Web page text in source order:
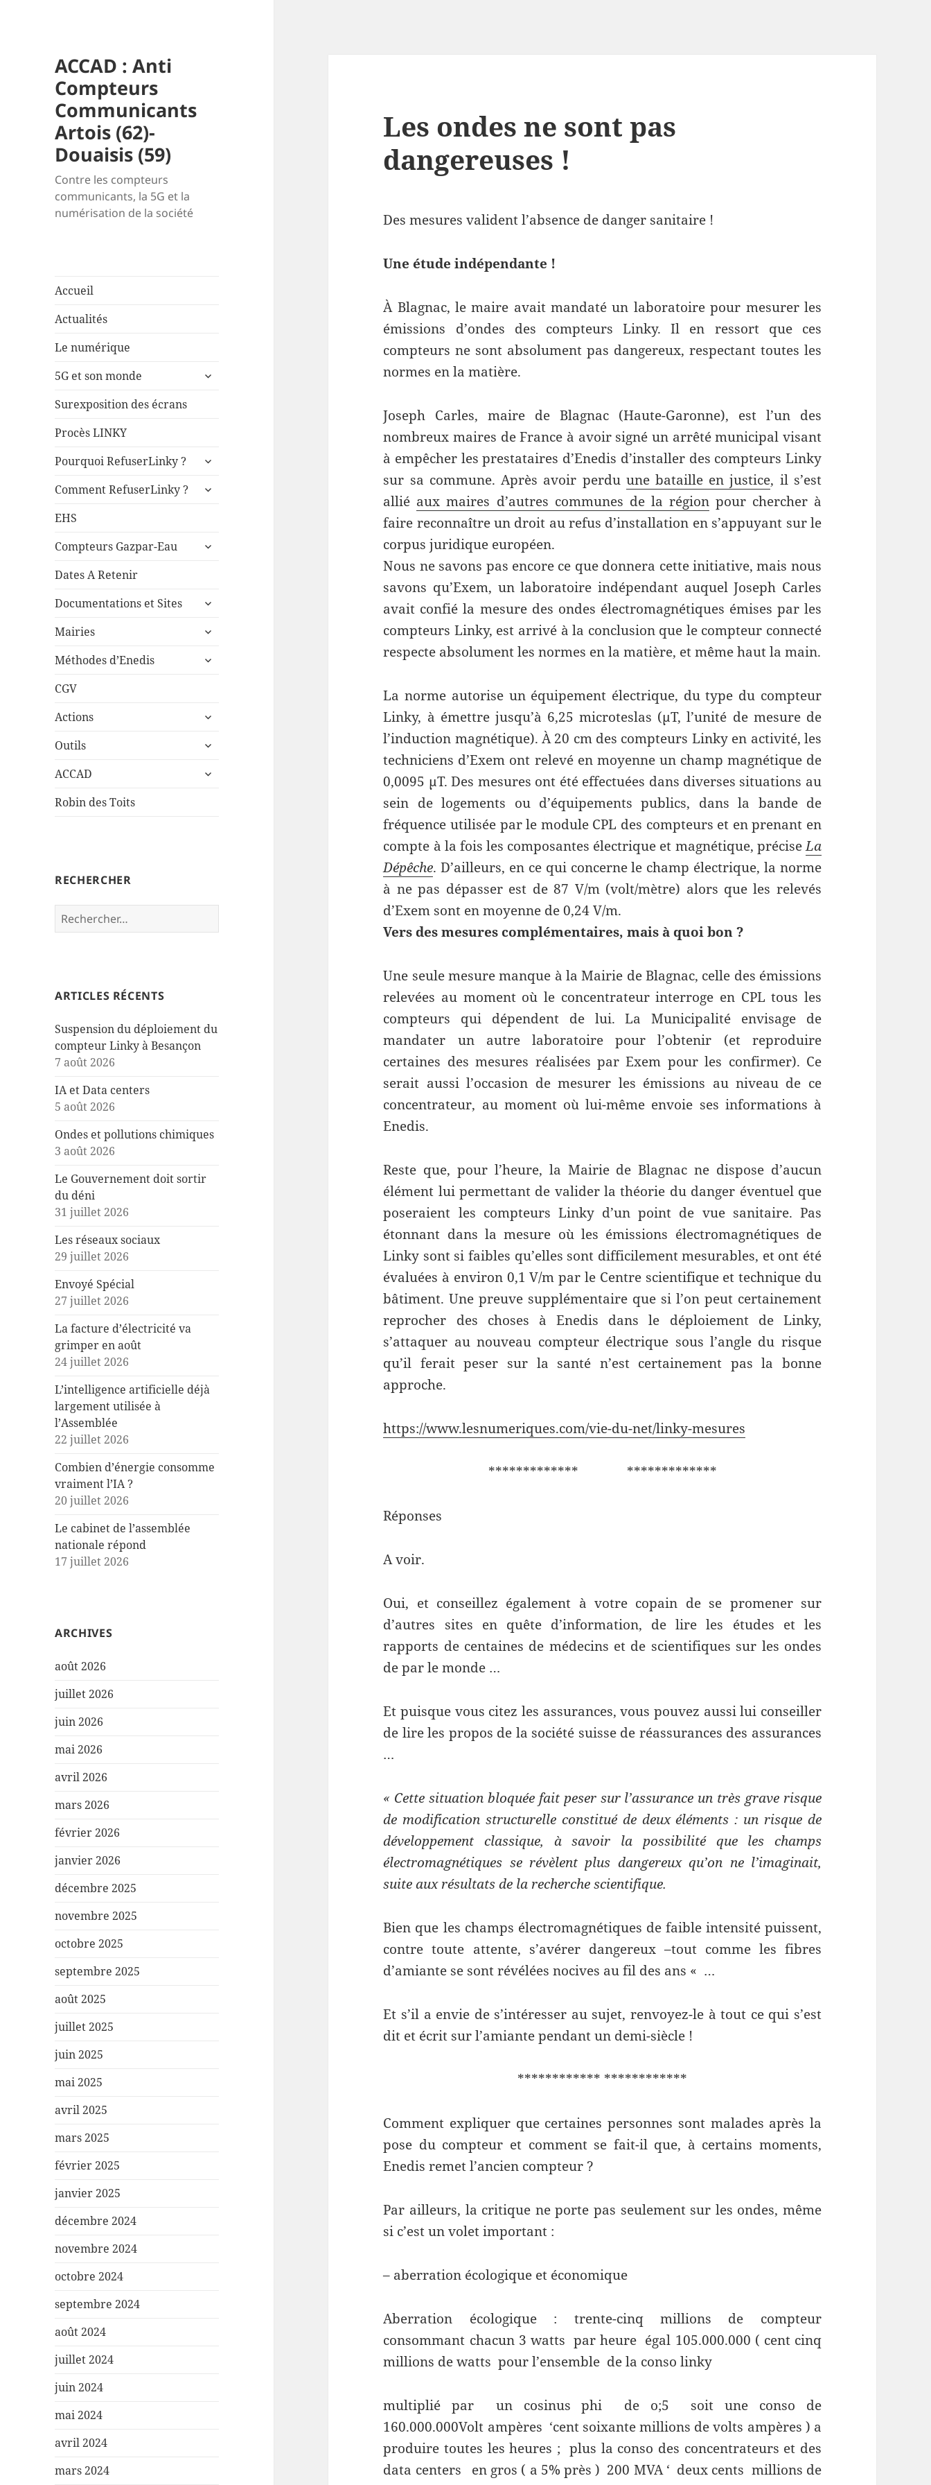
ACCAD : Anti
Compteurs
Communicants
Artois (62)-
Douaisis (59)
Contre les compteurs
communicants, la 5G et la
numérisation de la société
Accueil
Actualités
Le numérique
5G et son monde
ouvrir
Surexposition des écrans
Procès LINKY
Pourquoi RefuserLinky ?
ouvrir
sous-
Comment RefuserLinky ?
ouvrir
EHS
Compteurs Gazpar-Eau
ouvrir
Dates A Retenir
Documentations et Sites
ouvrir
sous-
Mairies
ouvrir
sous-
Méthodes d’Enedis
ouvrir
CGV
Actions
ouvrir
sous-
Outils
ouvrir
sous-
ACCAD
ouvrir
Robin des Toits
RECHERCHER
Rechercher :
ARTICLES RÉCENTS
Suspension du déploiement du
compteur Linky à Besançon
7 août 2026
IA et Data centers
5 août 2026
Ondes et pollutions chimiques
3 août 2026
Le Gouvernement doit sortir
du déni
31 juillet 2026
Les réseaux sociaux
29 juillet 2026
Envoyé Spécial
27 juillet 2026
La facture d’électricité va
grimper en août
24 juillet 2026
L’intelligence artificielle déjà
largement utilisée à
l’Assemblée
22 juillet 2026
Combien d’énergie consomme
vraiment l’IA ?
20 juillet 2026
Le cabinet de l’assemblée
nationale répond
17 juillet 2026
ARCHIVES
août 2026
juillet 2026
juin 2026
mai 2026
avril 2026
mars 2026
février 2026
janvier 2026
décembre 2025
novembre 2025
octobre 2025
septembre 2025
août 2025
juillet 2025
juin 2025
mai 2025
avril 2025
mars 2025
février 2025
janvier 2025
décembre 2024
novembre 2024
octobre 2024
septembre 2024
août 2024
juillet 2024
juin 2024
mai 2024
avril 2024
mars 2024
Les ondes ne sont pas
dangereuses !
Des mesures valident l’absence de danger sanitaire !
Une étude indépendante !
À Blagnac, le maire avait mandaté un laboratoire pour mesurer les
émissions d’ondes des compteurs Linky. Il en ressort que ces
compteurs ne sont absolument pas dangereux, respectant toutes les
normes en la matière.
Joseph Carles, maire de Blagnac (Haute-Garonne), est l’un des
nombreux maires de France à avoir signé un arrêté municipal visant
à empêcher les prestataires d’Enedis d’installer des compteurs Linky
sur sa commune. Après avoir perdu une bataille en justice, il s’est
allié aux maires d’autres communes de la régionpour chercher à
faire reconnaître un droit au refus d’installation en s’appuyant sur le
corpus juridique européen.
Nous ne savons pas encore ce que donnera cette initiative, mais nous
savons qu’Exem, un laboratoire indépendant auquel Joseph Carles
avait confié la mesure des ondes électromagnétiques émises par les
compteurs Linky, est arrivé à la conclusion que le compteur connecté
respecte absolument les normes en la matière, et même haut la main.
La norme autorise un équipement électrique, du type du compteur
Linky, à émettre jusqu’à 6,25 microteslas (μT, l’unité de mesure de
l’induction magnétique). À 20 cm des compteurs Linky en activité, les
techniciens d’Exem ont relevé en moyenne un champ magnétique de
0,0095 μT. Des mesures ont été effectuées dans diverses situations au
sein de logements ou d’équipements publics, dans la bande de
fréquence utilisée par le module CPL des compteurs et en prenant en
compte à la fois les composantes électrique et magnétique, préciseLa
Dépêche. D’ailleurs, en ce qui concerne le champ électrique, la norme
à ne pas dépasser est de 87 V/m (volt/mètre) alors que les relevés
d’Exem sont en moyenne de 0,24 V/m.
Vers des mesures complémentaires, mais à quoi bon ?
Une seule mesure manque à la Mairie de Blagnac, celle des émissions
relevées au moment où le concentrateur interroge en CPL tous les
compteurs qui dépendent de lui. La Municipalité envisage de
mandater un autre laboratoire pour l’obtenir (et reproduire
certaines des mesures réalisées par Exem pour les confirmer). Ce
serait aussi l’occasion de mesurer les émissions au niveau de ce
concentrateur, au moment où lui-même envoie ses informations à
Enedis.
Reste que, pour l’heure, la Mairie de Blagnac ne dispose d’aucun
élément lui permettant de valider la théorie du danger éventuel que
poseraient les compteurs Linky d’un point de vue sanitaire. Pas
étonnant dans la mesure où les émissions électromagnétiques de
Linky sont si faibles qu’elles sont difficilement mesurables, et ont été
évaluées à environ 0,1 V/m par le Centre scientifique et technique du
bâtiment. Une preuve supplémentaire que si l’on peut certainement
reprocher des choses à Enedis dans le déploiement de Linky,
s’attaquer au nouveau compteur électrique sous l’angle du risque
qu’il ferait peser sur la santé n’est certainement pas la bonne
approche.
https://www.lesnumeriques.com/vie-du-net/linky-mesures
************* *************
Réponses
A voir.
Oui, et conseillez également à votre copain de se promener sur
d’autres sites en quête d’information, de lire les études et les
rapports de centaines de médecins et de scientifiques sur les ondes
de par le monde …
Et puisque vous citez les assurances, vous pouvez aussi lui conseiller
de lire les propos de la société suisse de réassurances des assurances
…
« Cette situation bloquée fait peser sur l’assurance un très grave risque
de modification structurelle constitué de deux éléments : un risque de
développement classique, à savoir la possibilité que les champs
électromagnétiques se révèlent plus dangereux qu’on ne l’imaginait,
suite aux résultats de la recherche scientifique.
Bien que les champs électromagnétiques de faible intensité puissent,
contre toute attente, s’avérer dangereux –tout comme les fibres
d’amiante se sont révélées nocives au fil des ans « …
Et s’il a envie de s’intéresser au sujet, renvoyez-le à tout ce qui s’est
dit et écrit sur l’amiante pendant un demi-siècle !
************ ************
Comment expliquer que certaines personnes sont malades après la
pose du compteur et comment se fait-il que, à certains moments,
Enedis remet l’ancien compteur ?
Par ailleurs, la critique ne porte pas seulement sur les ondes, même
si c’est un volet important :
– aberration écologique et économique
Aberration écologique : trente-cinq millions de compteur
consommant chacun 3 watts par heure égal 105.000.000 ( cent cinq
millions de watts pour l’ensemble de la conso linky
multiplié par un cosinus phi de o;5 soit une conso de
160.000.000Volt ampères ‘cent soixante millions de volts ampères ) a
produire toutes les heures ; plus la conso des concentrateurs et des
data centers en gros ( a 5% près ) 200 MVA ‘ deux cents millions de